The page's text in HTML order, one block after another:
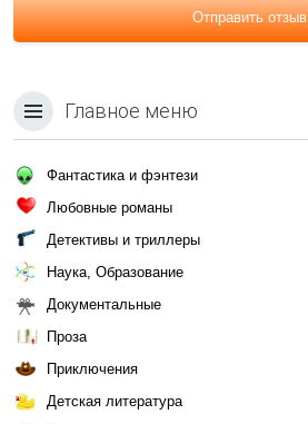
Отправить отзыв
Главное меню
Фантастика и фэнтези
Любовные романы
Детективы и триллеры
Наука, Образование
Документальные
Проза
Приключения
Детская литература